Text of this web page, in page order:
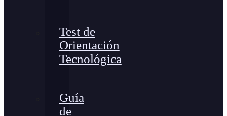
Test de
Orientación
Tecnológica
Guía
de